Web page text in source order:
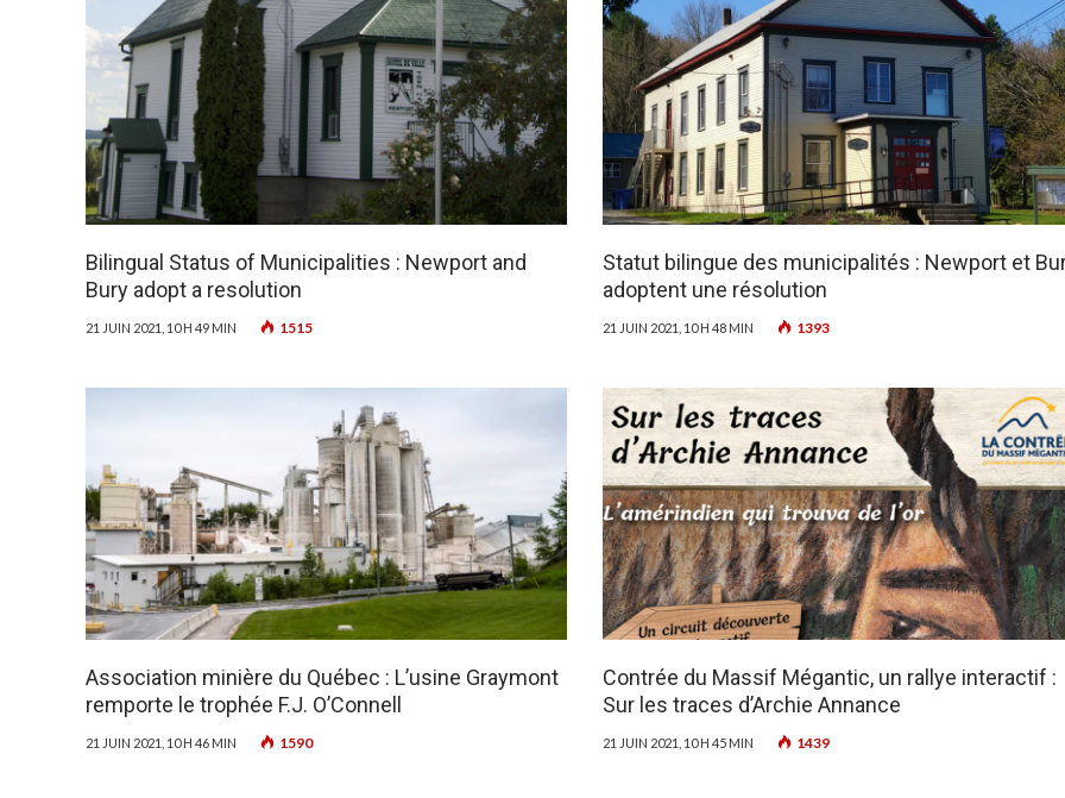
Bilingual Status of Municipalities : Newport and
Bury adopt a resolution
21 JUIN 2021, 10 H 49 MIN 1515
Statut bilingue des municipalités : Newport et
adoptent une résolution
21 JUIN 2021, 10 H 48 MIN 1393
Association minière du Québec : L’usine Graymont
remporte le trophée F.J. O’Connell
21 JUIN 2021, 10 H 46 MIN 1590
Contrée du Massif Mégantic, un rallye interactif :
Sur les traces d’Archie Annance
21 JUIN 2021, 10 H 45 MIN 1439